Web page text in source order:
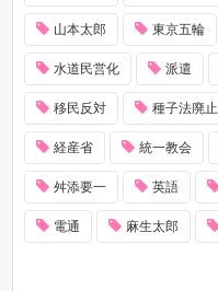
山本太郎 東京五輪
水道民営化 派遣
移民反対 種子法廃止
経産省 統一教会
舛添要一 英語
電通 麻生太郎